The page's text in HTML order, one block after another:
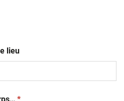
lieu
(obligatoire)
*